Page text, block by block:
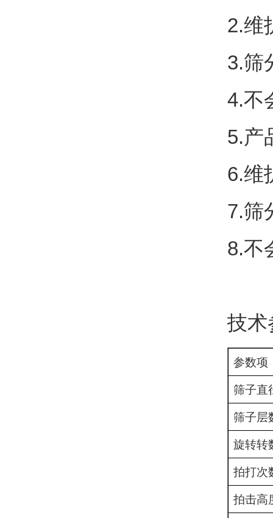
2.维
3.筛
4.不
5.产
6.维
7.筛
8.不
技术
参数项
筛子直
筛子层
旋转转
拍打次
拍击高